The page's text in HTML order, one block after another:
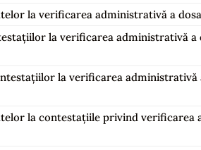
la verificarea administrativă a
la verificarea administrativă
la verificarea
la contestațiile privind verificarea